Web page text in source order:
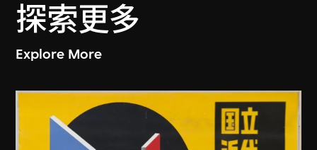
探索更多
Explore More